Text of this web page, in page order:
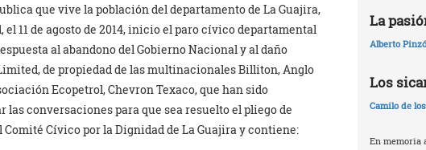
que vive la población del departamento de La Guajira,
11 de agosto de 2014, inicio el paro cívico departamental
al abandono del Gobierno Nacional y al daño
de propiedad de las multinacionales Billiton, Anglo
Ecopetrol, Chevron Texaco, que han sido
conversaciones para que sea resuelto el pliego de
Cívico por la Dignidad de La Guajira y contiene:
La
Alberto
Los
Camilo de
En memoria